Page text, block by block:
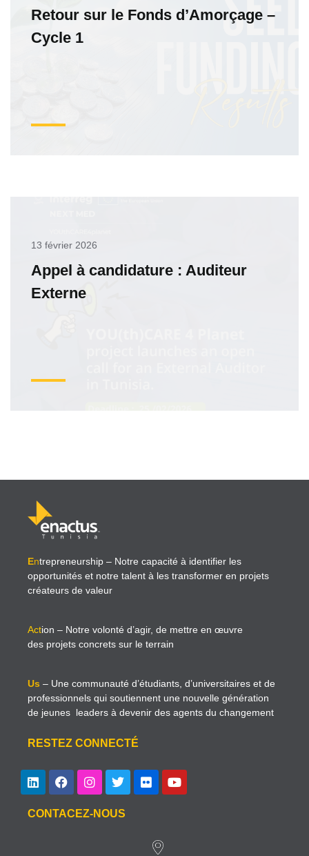
Retour sur le Fonds d’Amorçage –
Cycle 1
13 février 2026
Appel à candidature : Auditeur
Externe
Entrepreneurship – Notre capacité à identifier les
opportunités et notre talent à les transformer en projets
créateurs de valeur
Action – Notre volonté d’agir, de mettre en œuvre
des projets concrets sur le terrain
Us – Une communauté d’étudiants, d’universitaires et de
professionnels qui soutiennent une nouvelle génération
de jeunes leaders à devenir des agents du changement
RESTEZ CONNECTÉ
CONTACEZ-NOUS